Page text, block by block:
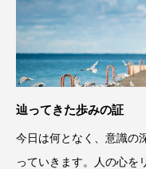
辿ってきた歩みの証
今日は何となく、意識の
っていきます。人の心を